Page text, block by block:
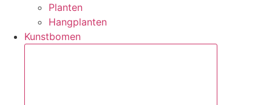
Planten
Hangplanten
Kunstbomen